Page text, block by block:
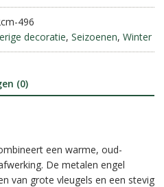
n
t
i
:
496
decoratie, Seizoenen, Winter
(0)
een warme, oud-
De metalen engel
van grote vleugels en een stevig